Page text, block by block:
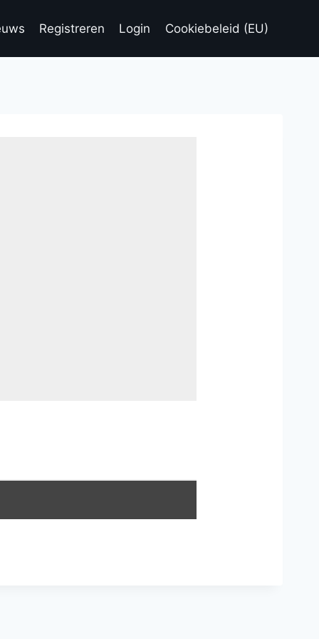
Registreren Login Cookiebeleid (EU)